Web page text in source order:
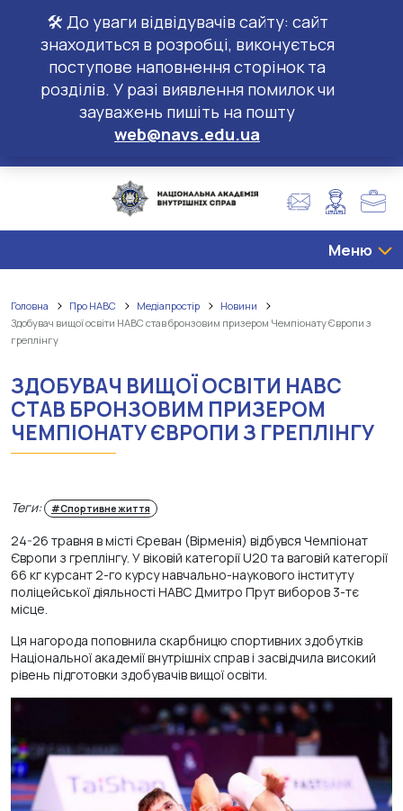
🛠️ До уваги відвідувачів сайту: сайт
знаходиться в розробці, виконується
поступове наповнення сторінок та
розділів. У разі виявлення помилок чи
зауважень пишіть на пошту
web@navs.edu.ua
Меню
Головна Про НАВС Медіапростір
Новини
Здобувач вищої освіти НАВС став бронзовим призером Чемпіонату Європи з
греплінгу
ЗДОБУВАЧ ВИЩОЇ ОСВІТИ НАВС
СТАВ БРОНЗОВИМ ПРИЗЕРОМ
ЧЕМПІОНАТУ ЄВРОПИ З ГРЕПЛІНГУ
Теги: #Спортивне життя
24-26 травня в місті Єреван (Вірменія) відбувся Чемпіонат
Європи з греплінгу. У віковій категорії U20 та ваговій категорії
66 кг курсант 2-го курсу навчально-наукового інституту
поліцейської діяльності НАВС Дмитро Прут виборов 3-тє
місце.
Ця нагорода поповнила скарбницю спортивних здобутків
Національної академії внутрішніх справ і засвідчила високий
рівень підготовки здобувачів вищої освіти.